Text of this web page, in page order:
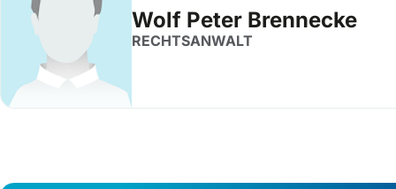
Wolf Peter Brennecke
RECHTSANWALT